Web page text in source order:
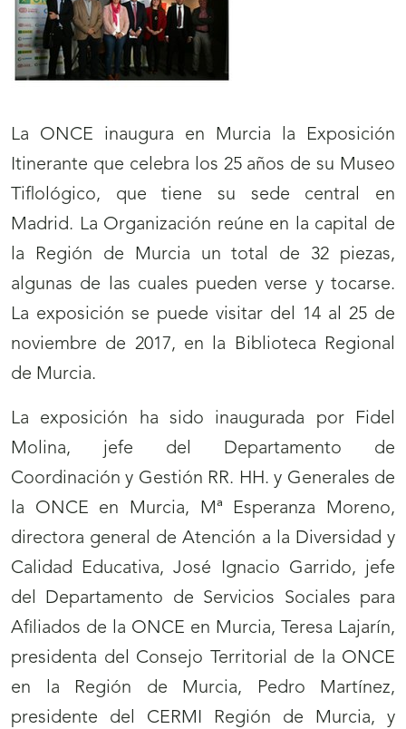
La ONCE inaugura en Murcia la Exposición
Itinerante que celebra los 25 años de su Museo
Tiflológico, que tiene su sede central en
Madrid. La Organización reúne en la capital de
la Región de Murcia un total de 32 piezas,
algunas de las cuales pueden verse y tocarse.
La exposición se puede visitar del 14 al 25 de
noviembre de 2017, en la Biblioteca Regional
de Murcia.
La exposición ha sido inaugurada por Fidel
Molina, jefe del Departamento de
Coordinación y Gestión RR. HH. y Generales de
la ONCE en Murcia, Mª Esperanza Moreno,
directora general de Atención a la Diversidad y
Calidad Educativa, José Ignacio Garrido, jefe
del Departamento de Servicios Sociales para
Afiliados de la ONCE en Murcia, Teresa Lajarín,
presidenta del Consejo Territorial de la ONCE
en la Región de Murcia, Pedro Martínez,
presidente del CERMI Región de Murcia, y